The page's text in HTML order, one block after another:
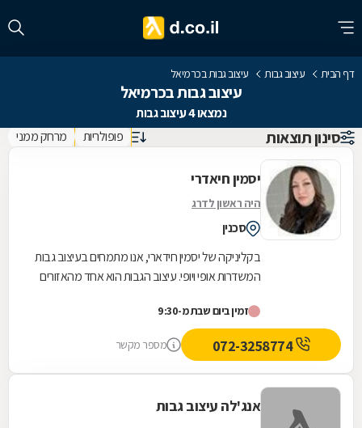
דף הבית עיצוב גבות עיצוב גבות בכרמיאל
עיצוב גבות בכרמיאל
נמצאו 4 עיצוב גבות
סינון תוצאות פופולריות מרחק ממני
יסמין חיאדרי
היה ראשון לדרג
סכנין
בקליניקה של יסמין חידארי, אנו מתמחים בעיצוב גבות
המשדרות אופי ויופי. עיצוב הגבות הוא אחד מהאזורים
זמין ביום שבת מ-9:30
072-3258774 מספר מקשר
אנג'לה עיצוב גבות